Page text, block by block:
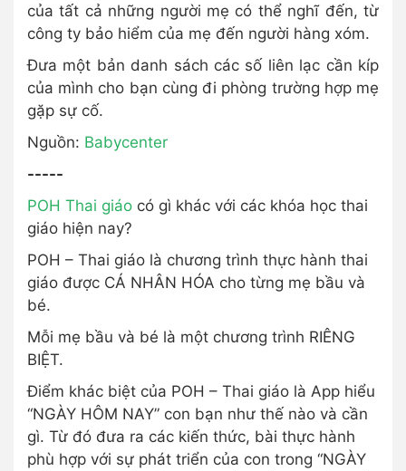
của tất cả những người mẹ có thể nghĩ đến, từ
công ty bảo hiểm của mẹ đến người hàng xóm.
Đưa một bản danh sách các số liên lạc cần kíp
của mình cho bạn cùng đi phòng trường hợp mẹ
gặp sự cố.
Nguồn: Babycenter
-----
POH Thai giáo có gì khác với các khóa học thai
giáo hiện nay?
POH – Thai giáo là chương trình thực hành thai
giáo được CÁ NHÂN HÓA cho từng mẹ bầu và
bé.
Mỗi mẹ bầu và bé là một chương trình RIÊNG
BIỆT.
Điểm khác biệt của POH – Thai giáo là App hiểu
“NGÀY HÔM NAY” con bạn như thế nào và cần
gì. Từ đó đưa ra các kiến thức, bài thực hành
phù hợp với sự phát triển của con trong “NGÀY